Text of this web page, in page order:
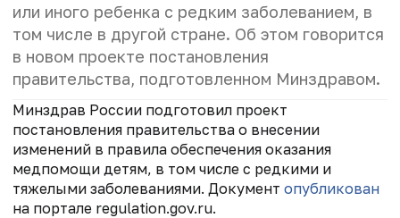
или иного ребенка с редким заболеванием, в
том числе в другой стране. Об этом говорится
в новом проекте постановления
правительства, подготовленном Минздравом.
Минздрав России подготовил проект
постановления правительства о внесении
изменений в правила обеспечения оказания
медпомощи детям, в том числе с редкими и
тяжелыми заболеваниями. Документ опубликован
на портале regulation.gov.ru.